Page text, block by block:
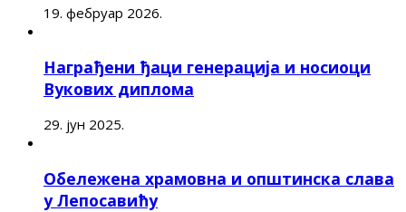
19. фебруар 2026.
Награђени ђаци генерација и носиоци
Вукових диплома
29. јун 2025.
Обележена храмовна и општинска слава
у Лепосавићу